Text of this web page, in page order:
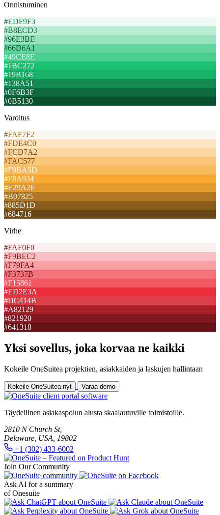
Onnistuminen
#EDF9F3
#B8ECD3
#96E3BE
#66D6A1
#49CE8E
#1BC272
#19B168
#138A51
#0F6B3F
#0B5130
Varoitus
#FAF7F2
#FDE4C0
#FCD7A2
#FAC577
#F9BA5D
#F8A934
#E29A2F
#B07825
#885D1D
#684716
Virhe
#FAF0F0
#F9BEC2
#F79FA4
#F3737B
#F15861
#ED2E3A
#DC414B
#A82129
#821920
#641318
Yksi sovellus, joka korvaa ne kaikki
Kokeile OneSuitea projektien, asiakkaiden ja laskujen hallintaan
Kokeile OneSuitea nyt Varaa demo
Täydellinen asiakaspolun alusta skaalautuville toimistoille.
2810 N Church St,
Delaware, USA, 19802
+1 (302) 433-6002
Join Our Community
Ask AI for a summary
of Onesuite